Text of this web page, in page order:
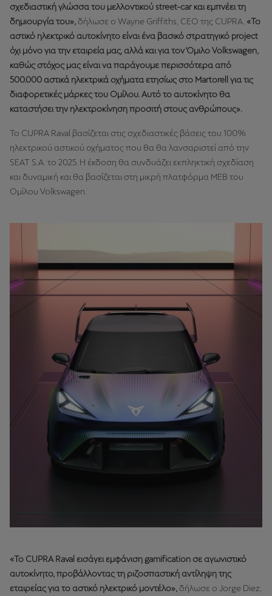
σχεδιαστική γλώσσα του μελλοντικού street-car και εμπνέει τη
δημιουργία του», δήλωσε ο Wayne Griffiths, CEO της CUPRA. «Το
αστικό ηλεκτρικό αυτοκίνητο είναι ένα βασικό στρατηγικό project
όχι μόνο για την εταιρεία μας, αλλά και για τον Όμιλο Volkswagen,
καθώς στόχος μας είναι να παράγουμε περισσότερα από
500.000 αστικά ηλεκτρικά οχήματα ετησίως στο Martorell για τις
διαφορετικές μάρκες του Ομίλου. Αυτό το αυτοκίνητο θα
καταστήσει την ηλεκτροκίνηση προσιτή στους ανθρώπους».
To CUPRA Raval βασίζεται στις σχεδιαστικές βάσεις του 100%
ηλεκτρικού αστικού οχήματος που θα θα λανσαριστεί από την
SEAT S.A. το 2025. Η έκδοση θα συνδυάζει εκπληκτική σχεδίαση
και δυναμική και θα βασίζεται στη μικρή πλατφόρμα ΜΕΒ του
Ομίλου Volkswagen.
«To CUPRA Raval εισάγει εμφάνιση gamification σε αγωνιστικό
αυτοκίνητο, προβάλλοντας τη ριζοσπαστική αντίληψη της
εταιρείας για το αστικό ηλεκτρικό μοντέλο», δήλωσε ο Jorge Diez,